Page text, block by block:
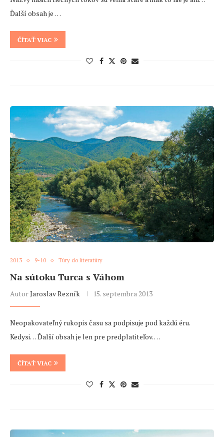
Ďalší obsah je …
ČÍTAŤ VIAC
2013 9-10 Túry do literatúry
Na sútoku Turca s Váhom
AutorJaroslav Rezník 15. septembra 2013
Neopakovateľný rukopis času sa podpisuje pod každú éru.
Kedysi… Ďalší obsah je len pre predplatiteľov. …
ČÍTAŤ VIAC